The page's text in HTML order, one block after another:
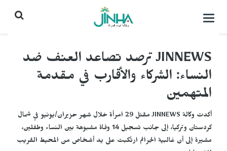
التحكم
JINNEWS ترصد تصاعد العنف ضد
النساء: الشركاء والأقارب في مقدمة
المتهمين
أكدت وكالة JINNEWS مقتل 29 امرأة خلال شهر حزيران/يونيو في شمال
كردستان وتركيا، إلى جانب تسجيل 14 وفاة مشبوهة بين النساء وطفلين،
مشيرة إلى أن غالبية الجرائم ارتُكبت على يد أشخاص من المحيط القريب